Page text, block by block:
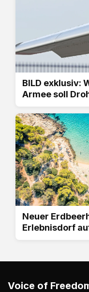
BILD exklusiv:
Armee soll
Neuer
Erlebnisdorf
Voice of